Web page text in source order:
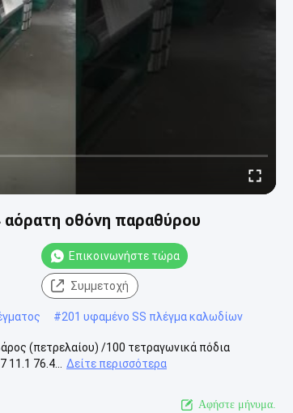
οθόνη παραθύρου
Επικοινωνήστε τώρα
Συμμετοχή
#201 υφαμένο SS πλέγμα καλωδίων
(πετρελαίου) /100 τετραγωνικά πόδια
76.4...
Δείτε περισσότερα
Αφήστε μήνυμα.